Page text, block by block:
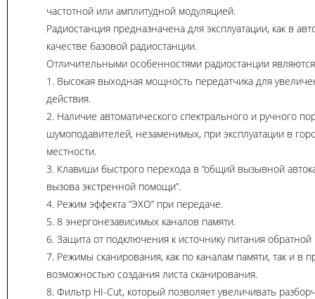
частотной или амплитудной модуляцией.
Радиостанция предназначена для эксплуатации, как в
качестве базовой радиостанции.
Отличительными особенностями радиостанции
1. Высокая выходная мощность передатчика для
действия.
2. Наличие автоматического спектрального и ручного
шумоподавителей, незаменимых, при эксплуатации в
местности.
3. Клавиши быстрого перехода в “общий вызывной
вызова экстренной помощи”.
4. Режим эффекта “ЭХО” при передаче.
5. 8 энергонезависимых каналов памяти.
6. Защита от подключения к источнику питания обратной
7. Режимы сканирования, как по каналам памяти, так и в
возможностью создания листа сканирования.
8. Фильтр HI-Cut, который позволяет увеличивать